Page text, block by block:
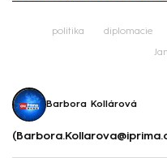
politika diplomacie
Barbora Kollárová